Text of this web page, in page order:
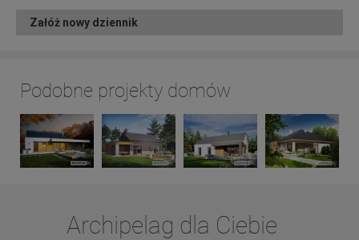
Załóż nowy dziennik
Podobne projekty domów
Archipelag dla Ciebie